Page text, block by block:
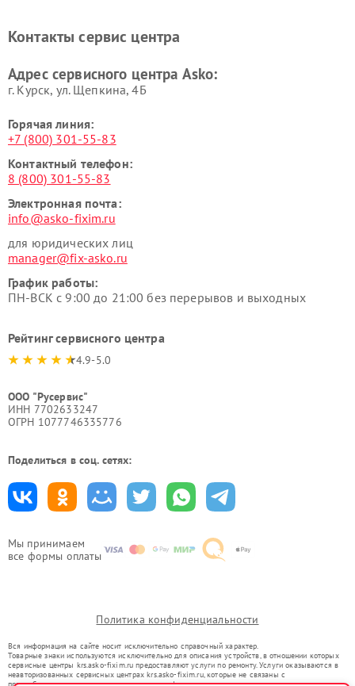
Мы принимаем
все формы оплаты
Ремонт подогревателей
Ремонт промышленных
Asko
Контакты сервис центра
Адрес сервисного центра Asko:
г. Курск, ул. Щепкина, 4Б
Горячая линия:
+7 (800) 301-55-83
Контактный телефон:
8 (800) 301-55-83
Электронная почта:
info@asko-fixim.ru
для юридических лиц
manager@fix-asko.ru
График работы:
ПН-ВСК с 9:00 до 21:00 без перерывов и выходных
Рейтинг сервисного центра
4.9-5.0
ООО "Русервис"
ИНН 7702633247
ОГРН 1077746335776
Поделиться в соц. сетях:
Политика конфиденциальности
Вся информация на сайте носит исключительно справочный характер.
Товарные знаки используются исключительно для описания устройств, в отношении которых
сервисные центры krs.asko-fixim.ru предоставляют услуги по ремонту. Услуги оказываются в
неавторизованных сервисных центрах krs.asko-fixim.ru, которые не связаны с